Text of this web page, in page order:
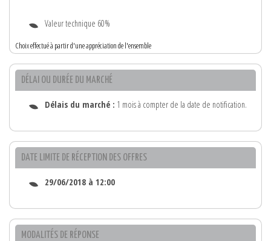
Valeur technique 60%
Choix effectué à partir d'une appréciation de l'ensemble
DÉLAI OU DURÉE DU MARCHÉ
Délais du marché : 1 mois à compter de la date de notification.
DATE LIMITE DE RÉCEPTION DES OFFRES
29/06/2018 à 12:00
MODALITÉS DE RÉPONSE